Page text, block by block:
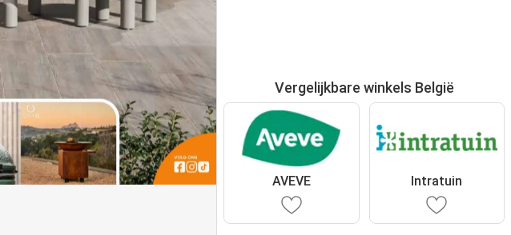
Vergelijkbare winkels België
AVEVE Intratuin